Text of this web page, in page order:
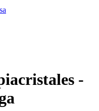
-